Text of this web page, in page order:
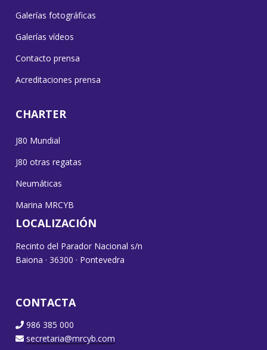
Galerías fotográficas
Galerías vídeos
Contacto prensa
Acreditaciones prensa
CHARTER
J80 Mundial
J80 otras regatas
Neumáticas
Marina MRCYB
LOCALIZACIÓN
Recinto del Parador Nacional s/n
Baiona · 36300 · Pontevedra
CONTACTA
986 385 000
secretaria@mrcyb.com